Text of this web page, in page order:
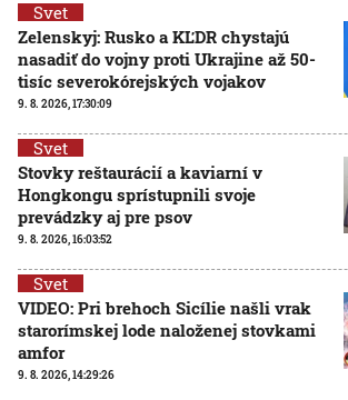
Svet
Zelenskyj: Rusko a KĽDR chystajú
nasadiť do vojny proti Ukrajine až 50-
tisíc severokórejských vojakov
9. 8. 2026, 17:30:09
Svet
Stovky reštaurácií a kaviarní v
Hongkongu sprístupnili svoje
prevádzky aj pre psov
9. 8. 2026, 16:03:52
Svet
VIDEO: Pri brehoch Sicílie našli vrak
starorímskej lode naloženej stovkami
amfor
9. 8. 2026, 14:29:26